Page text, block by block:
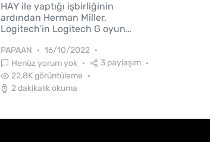
HAY ile yaptığı işbirliğinin
ardından Herman Miller,
Logitech’in Logitech G oyun…
PAPAAN
16/10/2022
Henüz yorum yok
3 paylaşım
22,8K görüntüleme
2 dakikalık okuma